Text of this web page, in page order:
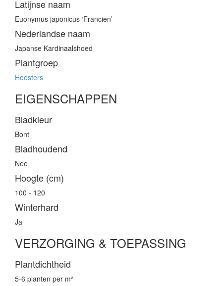
Latijnse naam
Euonymus japonicus ‘Francien’
Nederlandse naam
Japanse Kardinaalshoed
Plantgroep
Heesters
EIGENSCHAPPEN
Bladkleur
Bont
Bladhoudend
Nee
Hoogte (cm)
100 - 120
Winterhard
Ja
VERZORGING & TOEPASSING
Plantdichtheid
5-6 planten per m²